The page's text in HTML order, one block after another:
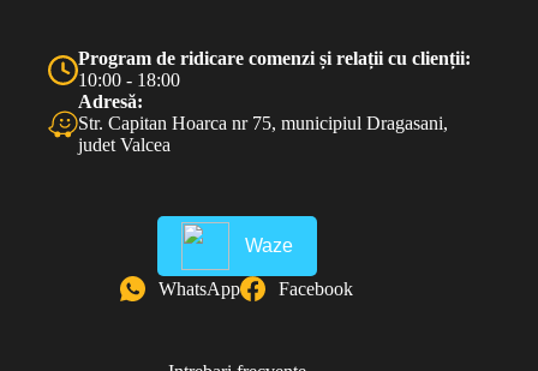
Program de ridicare comenzi și relații cu clienții:
10:00 - 18:00
Adresă:
Str. Capitan Hoarca nr 75, municipiul Dragasani,
judet Valcea
Waze
WhatsApp Facebook